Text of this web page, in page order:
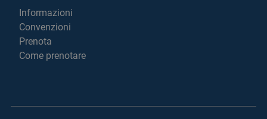
Informazioni
Convenzioni
Prenota
Come prenotare